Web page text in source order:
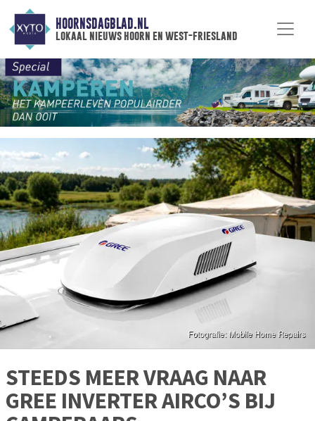
HOORNSDAGBLAD.NL
lokaal nieuws hoorn en west-friesland
STEEDS MEER VRAAG NAAR
GREE INVERTER AIRCO’S BIJ